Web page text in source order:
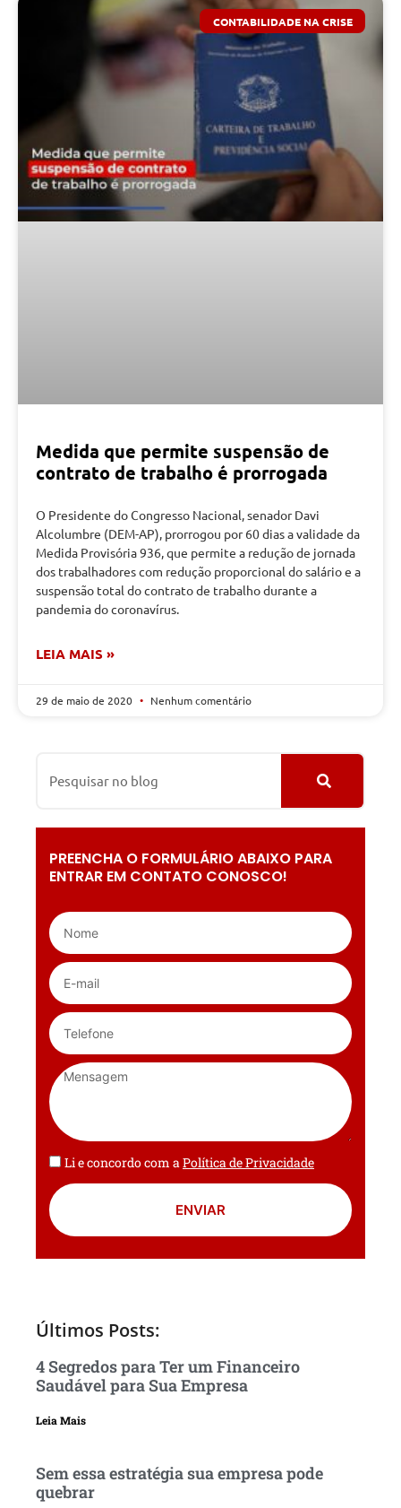
CONTABILIDADE NA CRISE
Medida que permite suspensão de
contrato de trabalho é prorrogada
O Presidente do Congresso Nacional, senador Davi
Alcolumbre (DEM-AP), prorrogou por 60 dias a validade da
Medida Provisória 936, que permite a redução de jornada
dos trabalhadores com redução proporcional do salário e a
suspensão total do contrato de trabalho durante a
pandemia do coronavírus.
LEIA MAIS »
29 de maio de 2020 Nenhum comentário
PREENCHA O FORMULÁRIO ABAIXO PARA
ENTRAR EM CONTATO CONOSCO!
Li e concordo com a Política de Privacidade
ENVIAR
Últimos Posts:
4 Segredos para Ter um Financeiro
Saudável para Sua Empresa
Leia Mais
Sem essa estratégia sua empresa pode
quebrar